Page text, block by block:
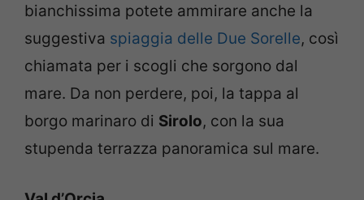
bianchissima potete ammirare anche la
suggestiva spiaggia delle Due Sorelle, così
chiamata per i scogli che sorgono dal
mare. Da non perdere, poi, la tappa al
borgo marinaro di Sirolo, con la sua
stupenda terrazza panoramica sul mare.